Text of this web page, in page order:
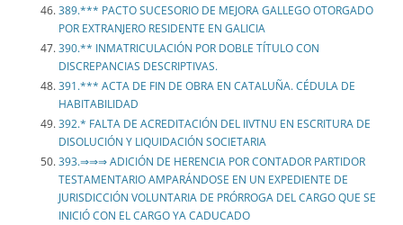
389.*** PACTO SUCESORIO DE MEJORA GALLEGO OTORGADO
POR EXTRANJERO RESIDENTE EN GALICIA
390.** INMATRICULACIÓN POR DOBLE TÍTULO CON
DISCREPANCIAS DESCRIPTIVAS.
391.*** ACTA DE FIN DE OBRA EN CATALUÑA. CÉDULA DE
HABITABILIDAD
392.* FALTA DE ACREDITACIÓN DEL IIVTNU EN ESCRITURA DE
DISOLUCIÓN Y LIQUIDACIÓN SOCIETARIA
393.⇒⇒⇒ ADICIÓN DE HERENCIA POR CONTADOR PARTIDOR
TESTAMENTARIO AMPARÁNDOSE EN UN EXPEDIENTE DE
JURISDICCIÓN VOLUNTARIA DE PRÓRROGA DEL CARGO QUE SE
INICIÓ CON EL CARGO YA CADUCADO